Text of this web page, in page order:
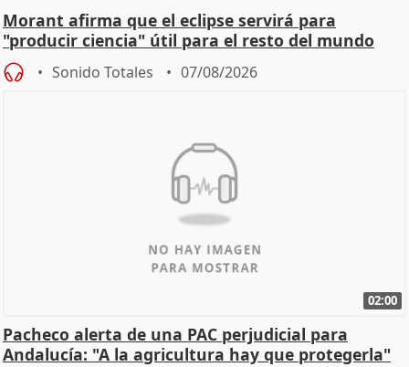
Morant afirma que el eclipse servirá para
"producir ciencia" útil para el resto del mundo
Sonido Totales 07/08/2026
02:00
Pacheco alerta de una PAC perjudicial para
Andalucía: "A la agricultura hay que protegerla"